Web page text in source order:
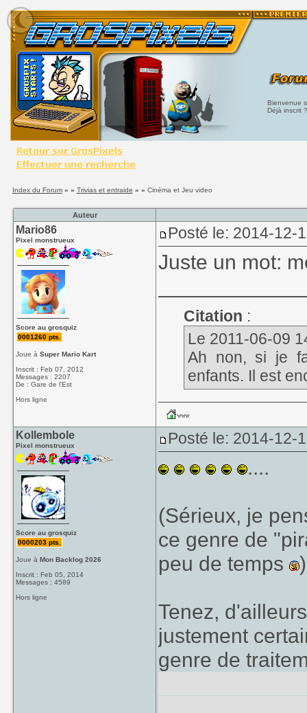
Bienvenue
Déjà inscrit
Index du Forum» » Trivias et entraide » » Cinéma et Jeu video
Auteur
Mario86
Pixel monstrueux
Score au grosquiz
0001260 pts.
Joue àSuper Mario Kart
Inscrit : Feb 07, 2012
Messages : 2207
De : Gare de l'Est
Hors ligne
Posté le: 2014-12-
Juste un mot:
Citation :
Le 2011-06-09
Ah non, si je
enfants. Il est
Kollembole
Pixel monstrueux
Score au grosquiz
0000203 pts.
Joue àMon Backlog 2026
Inscrit : Feb 05, 2014
Messages : 4589
Hors ligne
Posté le: 2014-12-
....
(Sérieux, je
ce genre de
peu de temps )
Tenez,
justement
genre de